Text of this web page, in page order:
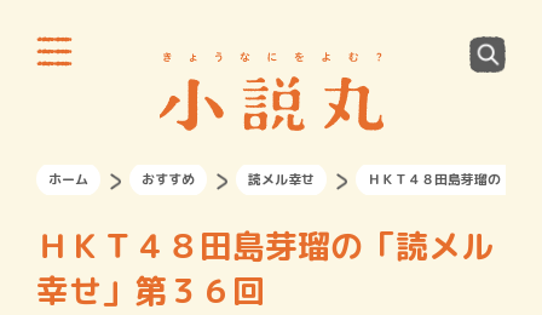
ホーム おすすめ 読メル幸せ ＨＫＴ４８田島芽瑠の「読
ＨＫＴ４８田島芽瑠の「読メル
幸せ」第３６回